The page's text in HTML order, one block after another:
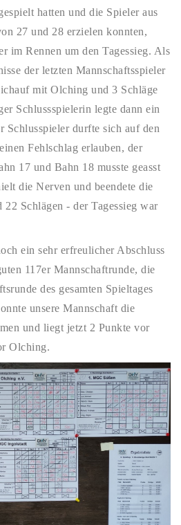
hatten und die Spieler aus
27 und 28 erzielen konnten,
im Rennen um den Tagessieg. Als
der letzten Mannschaftsspieler
mit Olching und 3 Schläge
Schlussspielerin legte dann ein
Schlusspieler durfte sich auf den
Fehlschlag erlauben, der
17 und Bahn 18 musste geasst
die Nerven und beendete die
Schlägen - der Tagessieg war
ein sehr erfreulicher Abschluss
117er Mannschaftrunde, die
des gesamten Spieltages
unsere Mannschaft die
und liegt jetzt 2 Punkte vor
Olching.